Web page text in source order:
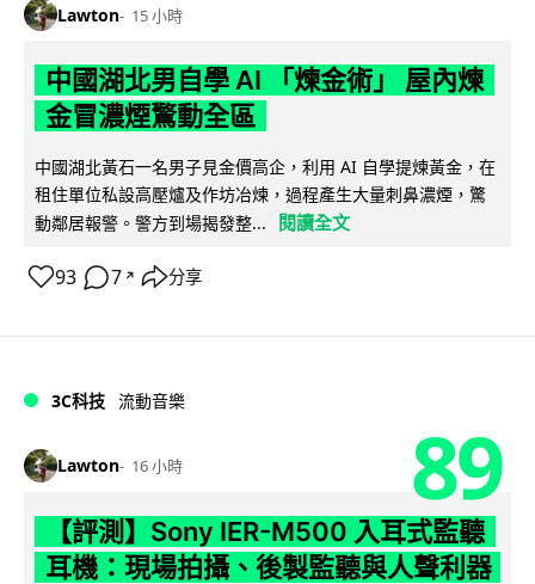
Lawton 15 小時
中國湖北男自學 AI 「煉金術」 屋內煉
金冒濃煙驚動全區
中國湖北黃石一名男子見金價高企，利用 AI 自學提煉黃金，在
租住單位私設高壓爐及作坊冶煉，過程產生大量刺鼻濃煙，驚
動鄰居報警。警方到場揭發整...
閱讀全文
93 7 ↗ 分享
3C科技 流動音樂
Lawton 16 小時 89
【評測】Sony IER-M500 入耳式監聽
耳機：現場拍攝、後製監聽與人聲利器